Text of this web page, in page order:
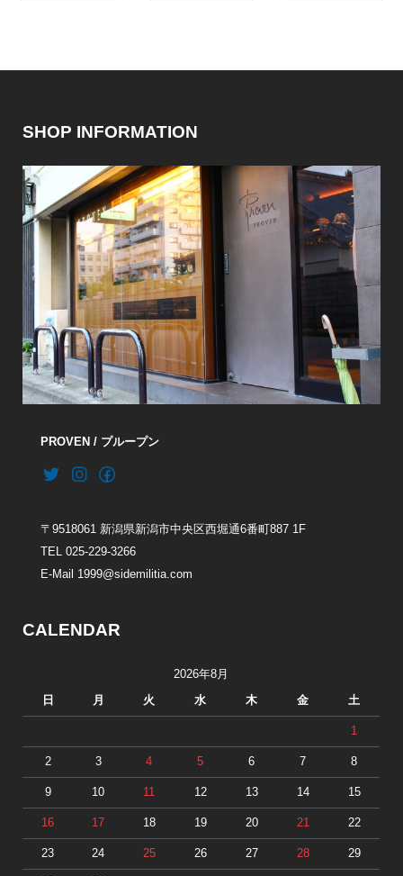
SHOP INFORMATION
PROVEN / プループン
〒9518061 新潟県新潟市中央区西堀通6番町887 1F
TEL 025-229-3266
E-Mail 1999@sidemilitia.com
CALENDAR
2026年8月
日 月 火 水 木 金 土
1
2 3 4 5 6 7 8
9 10 11 12 13 14 15
16 17 18 19 20 21 22
23 24 25 26 27 28 29